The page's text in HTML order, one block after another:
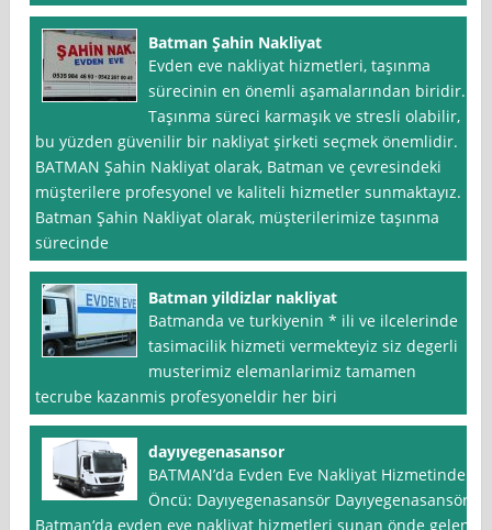
Batman Şahin Nakliyat
Evden eve nakliyat hizmetleri, taşınma
sürecinin en önemli aşamalarından biridir.
Taşınma süreci karmaşık ve stresli olabilir,
bu yüzden güvenilir bir nakliyat şirketi seçmek önemlidir.
BATMAN Şahin Nakliyat olarak, Batman ve çevresindeki
müşterilere profesyonel ve kaliteli hizmetler sunmaktayız.
Batman Şahin Nakliyat olarak, müşterilerimize taşınma
sürecinde
Batman yildizlar nakliyat
Batmanda ve turkiyenin * ili ve ilcelerinde
tasimacilik hizmeti vermekteyiz siz degerli
musterimiz elemanlarimiz tamamen
tecrube kazanmis profesyoneldir her biri
dayıyegenasansor
BATMAN’da Evden Eve Nakliyat Hizmetinde
Öncü: Dayıyegenasansör Dayıyegenasansör,
Batman‘da evden eve nakliyat hizmetleri sunan önde gelen